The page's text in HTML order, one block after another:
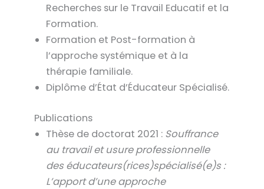
Recherches sur le Travail Educatif et la
Formation.
Formation et Post-formation à
l’approche systémique et à la
thérapie familiale.
Diplôme d’État d’Éducateur Spécialisé.
Publications
Thèse de doctorat 2021 : Souffrance
au travail et usure professionnelle
des éducateurs(rices)spécialisé(e)s :
L’apport d’une approche